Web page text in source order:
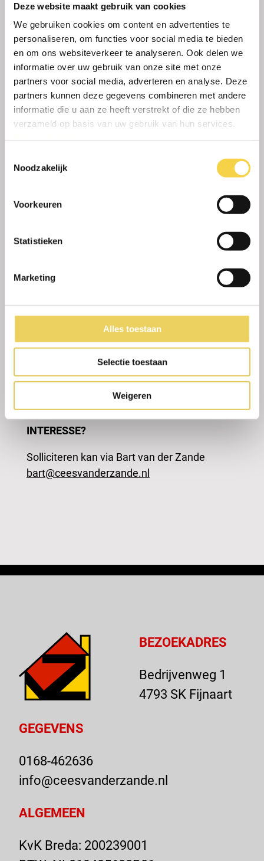
Deze website maakt gebruik van cookies
We gebruiken cookies om content en advertenties te
personaliseren, om functies voor social media te bieden
en om ons websiteverkeer te analyseren. Ook delen we
informatie over uw gebruik van onze site met onze
partners voor social media, adverteren en analyse. Deze
partners kunnen deze gegevens combineren met andere
informatie die u aan ze heeft verstrekt of die ze hebben
verzameld op basis van uw gebruik van hun services.
Noodzakelijk
Voorkeuren
Statistieken
Marketing
Alles toestaan
Selectie toestaan
Weigeren
Zelfstandig kunnen werken en initiatief
durven nemen
Een warm hart krijgen van tevreden
klanten
Woonachtig in deze regio
Offertes uitwerken naar aanleiding van
opname op locatie
Offertes uitwerken vanuit een
bestek(tekening)
Vraagt materiaal, materieel en diensten
op bij leveranciers en onderaannemers
Werkgebied West Brabant dus nooit
Arbeidsvoorwaarden volgens CAO
Een marktconform salaris
Een dynamische werkomgeving en
familiaire sfeer
Werken bij een bloeiend en gezond
bedrijf waarmee je samen verder kan
INTERESSE?
Solliciteren kan via Bart van der Zande
bart@ceesvanderzande.nl
BEZOEKADRES
Bedrijvenweg 1
4793 SK Fijnaart
GEGEVENS
0168-462636
info@ceesvanderzande.nl
ALGEMEEN
KvK Breda: 200239001